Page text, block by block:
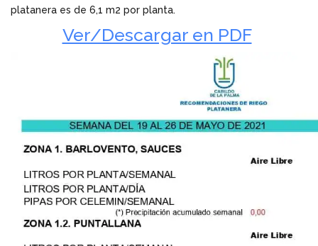
platanera es de 6,1 m2 por planta.
Ver/Descargar en PDF